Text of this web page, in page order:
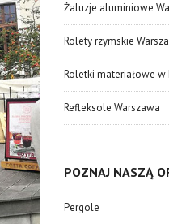
Żaluzje aluminiowe
Rolety rzymskie
Roletki materiałowe w
Refleksole Warszawa
POZNAJ NASZĄ
Pergole